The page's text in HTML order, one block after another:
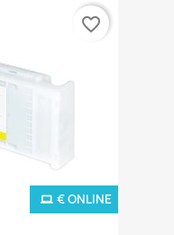
€ ONLINE
favorite_border